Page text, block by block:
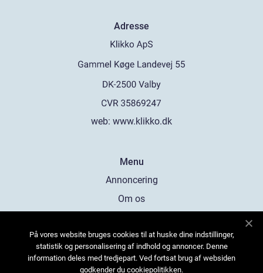
Adresse
web: www.klikko.dk
Menu
Annoncering
Om os
Kontakt os
Sitemap
På vores website bruges cookies til at huske dine indstillinger,
statistik og personalisering af indhold og annoncer. Denne
information deles med tredjepart. Ved fortsat brug af websiden
godkender du cookiepolitikken.